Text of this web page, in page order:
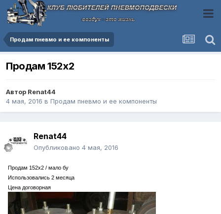
Продам пневмо и ее компоненты
Продам 152х2
Автор Renat44
4 мая, 2016 в Продам пневмо и ее компоненты
Renat44
Опубликовано 4 мая, 2016
Продам 152х2 / мало бу
Использовались 2 месяца
Цена договорная